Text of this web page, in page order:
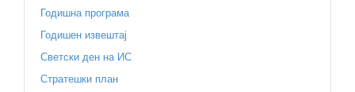
Годишна програма
Годишен извештај
Светски ден на ИС
Стратешки план